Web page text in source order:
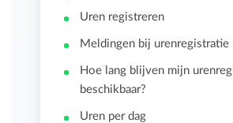
Uren registreren
Meldingen bij urenregistratie
Hoe lang blijven mijn
beschikbaar?
Uren per dag